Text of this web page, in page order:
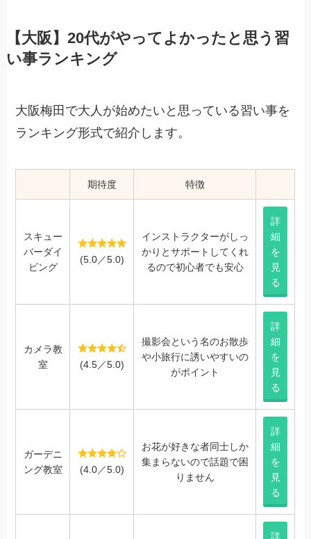
【大阪】20代がやってよかったと思う習
い事ランキング
大阪梅田で大人が始めたいと思っている習い事を
ランキング形式で紹介します。
期待度 特徴
スキュー
バーダイ
ビング
(5.0／5.0)
インストラクターがしっ
かりとサポートしてくれ
るので初心者でも安心
詳
細
を
見
る
カメラ教
室
(4.5／5.0)
撮影会という名のお散歩
や小旅行に誘いやすいの
がポイント
詳
細
を
見
る
ガーデニ
ング教室
(4.0／5.0)
お花が好きな者同士しか
集まらないので話題で困
りません
詳
細
を
見
る
詳